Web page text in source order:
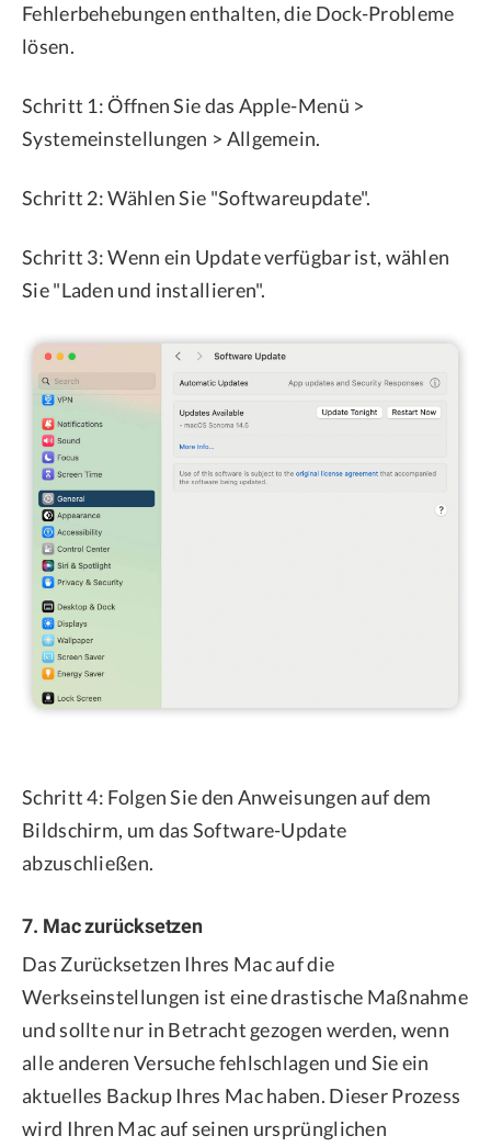
Fehlerbehebungen enthalten, die Dock-Probleme
lösen.
Schritt 1: Öffnen Sie das Apple-Menü >
Systemeinstellungen > Allgemein.
Schritt 2: Wählen Sie "Softwareupdate".
Schritt 3: Wenn ein Update verfügbar ist, wählen
Sie "Laden und installieren".
Schritt 4: Folgen Sie den Anweisungen auf dem
Bildschirm, um das Software-Update
abzuschließen.
7. Mac zurücksetzen
Das Zurücksetzen Ihres Mac auf die
Werkseinstellungen ist eine drastische Maßnahme
und sollte nur in Betracht gezogen werden, wenn
alle anderen Versuche fehlschlagen und Sie ein
aktuelles Backup Ihres Mac haben. Dieser Prozess
wird Ihren Mac auf seinen ursprünglichen